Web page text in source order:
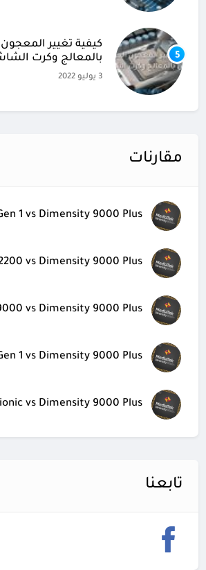
5
كيفية تغيير
بالمعالج وكرت
3 يوليو 2022
مقارنات
vs Dimensity 9000 Plus
vs Dimensity 9000 Plus
تابعنا